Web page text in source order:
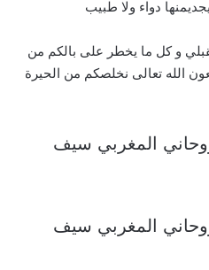
دواء ولا طبيب
و كل ما يخطر على بالكم من
الله تعالى نخلصكم من الحيرة
المغربي سيف
المغربي سيف